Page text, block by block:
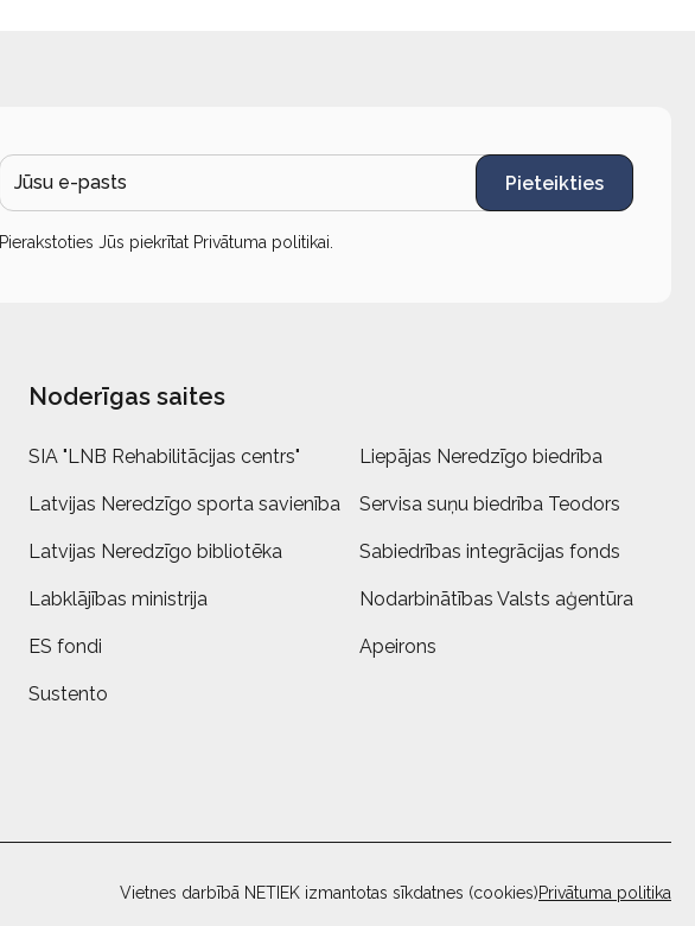
Pieteikties
Pierakstoties Jūs piekrītat Privātuma politikai
Noderīgas saites
SIA "LNB Rehabilitācijas centrs" Liepājas Neredzīgo biedrība
Latvijas Neredzīgo sporta savienība Servisa suņu biedrība Teodors
Latvijas Neredzīgo bibliotēka Sabiedrības integrācijas fonds
Labklājības ministrija Nodarbinātības Valsts aģentūra
ES fondi Apeirons
Sustento
Vietnes darbībā NETIEK izmantotas sīkdatnes (cookies)Privātuma politika